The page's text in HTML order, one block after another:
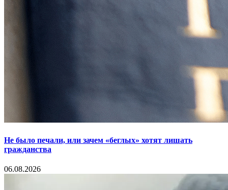
Не было печали, или зачем «беглых» хотят лишать
гражданства
06.08.2026